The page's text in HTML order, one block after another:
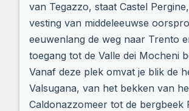
van Tegazzo, staat Castel
vesting van middeleeuwse
eeuwenlang de weg naar Trento
toegang tot de Valle dei Mocheni
Vanaf deze plek omvat je blik de
Valsugana, van het bekken van
Caldonazzomeer tot de bergbeek